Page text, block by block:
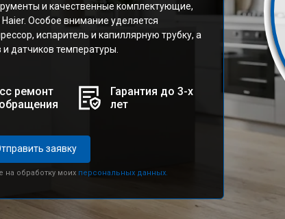
и качественные комплектующие,
Особое внимание уделяется
испаритель и капиллярную трубку, а
датчиков температуры.
ремонт
Гарантия до 3-х
лет
заявку
на обработку моих персональных данных.